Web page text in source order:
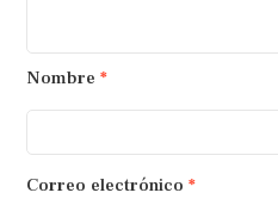
Nombre *
Correo electrónico *